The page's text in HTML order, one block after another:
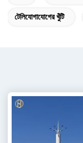
টেলিযোগাযোগের খুঁটি